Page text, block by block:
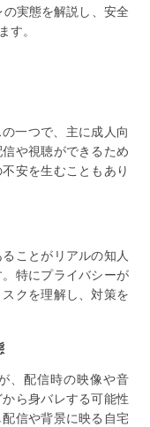
実態を解説し、安全
す。
一つで、主に成人向
や視聴ができるため
安を生むこともあり
ことがリアルの知人
特にプライバシーが
クを理解し、対策を
、配信時の映像や音
ら身バレする可能性
信や背景に映る自宅